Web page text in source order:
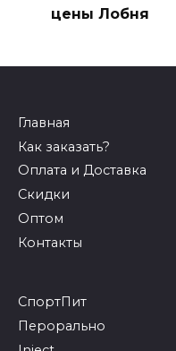
Balkan
цены Лобня
Как заказать?
Оплата и Доставка
Скидки